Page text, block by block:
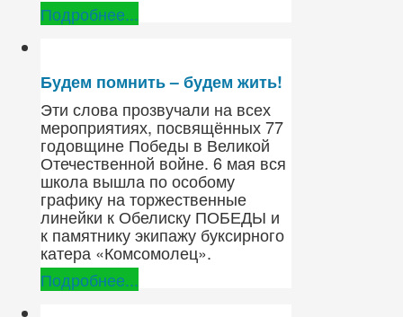
Подробнее...
Будем помнить – будем жить!
Эти слова прозвучали на всех
мероприятиях, посвящённых 77
годовщине Победы в Великой
Отечественной войне. 6 мая вся
школа вышла по особому
графику на торжественные
линейки к Обелиску ПОБЕДЫ и
к памятнику экипажу буксирного
катера «Комсомолец».
Подробнее...